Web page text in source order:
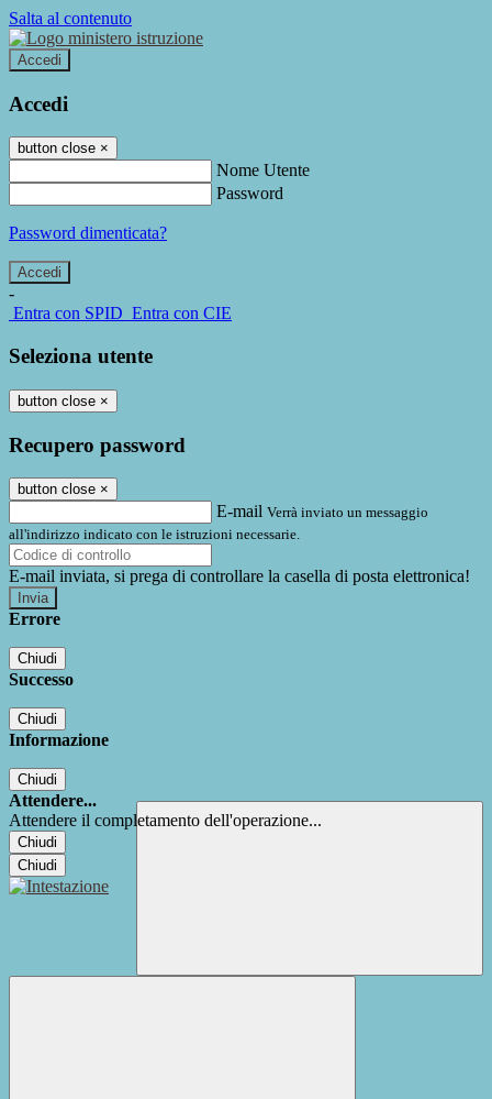
Salta al contenuto
Accedi
Accedi
button close ×
Nome Utente
Password
Password dimenticata?
-
Entra con SPID Entra con CIE
Seleziona utente
button close ×
Recupero password
button close ×
E-mail Verrà inviato un messaggio
all'indirizzo indicato con le istruzioni necessarie.
E-mail inviata, si prega di controllare la casella di posta elettronica!
Errore
Chiudi
Successo
Chiudi
Informazione
Chiudi
Attendere...
Attendere il completamento dell'operazione...
Chiudi
Chiudi